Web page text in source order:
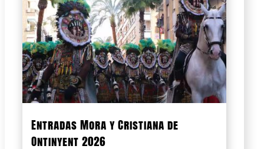
Entradas Mora y Cristiana de
Ontinyent 2026